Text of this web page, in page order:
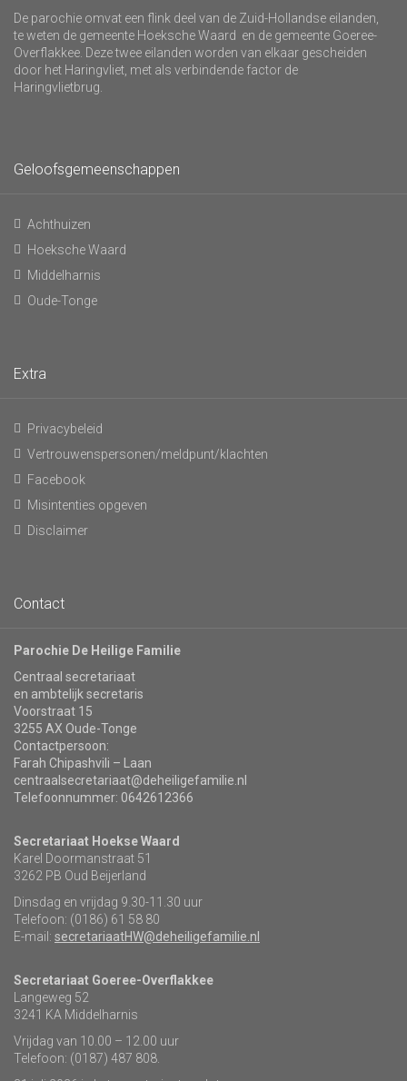
De parochie omvat een flink deel van de Zuid-Hollandse eilanden,
te weten de gemeente Hoeksche Waard en de gemeente Goeree-
Overflakkee. Deze twee eilanden worden van elkaar gescheiden
door het Haringvliet, met als verbindende factor de
Haringvlietbrug.
Geloofsgemeenschappen
Achthuizen
Hoeksche Waard
Middelharnis
Oude-Tonge
Extra
Privacybeleid
Vertrouwenspersonen/meldpunt/klachten
Facebook
Misintenties opgeven
Disclaimer
Contact
Parochie De Heilige Familie
Centraal secretariaat
en ambtelijk secretaris
Voorstraat 15
3255 AX Oude-Tonge
Contactpersoon:
Farah Chipashvili – Laan
centraalsecretariaat@deheiligefamilie.nl
Telefoonnummer: 0642612366
Secretariaat Hoekse Waard
Karel Doormanstraat 51
3262 PB Oud Beijerland
Dinsdag en vrijdag 9.30-11.30 uur
Telefoon: (0186) 61 58 80
E-mail: secretariaatHW@deheiligefamilie.nl
Secretariaat Goeree-Overflakkee
Langeweg 52
3241 KA Middelharnis
Vrijdag van 10.00 – 12.00 uur
Telefoon: (0187) 487 808.